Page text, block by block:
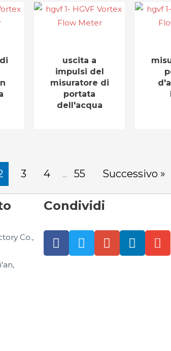
uscita a
impulsi del
misuratore di
portata
dell'acqua
3 4 ... 55 Successivo »
Co.,
Condividi